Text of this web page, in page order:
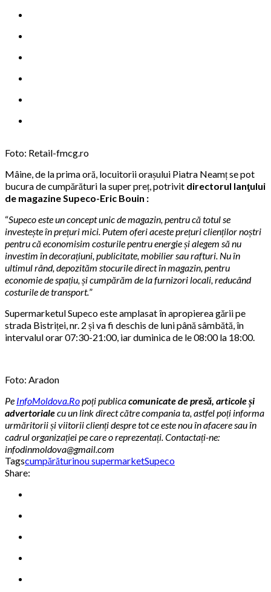
Foto: Retail-fmcg.ro
Mâine, de la prima oră, locuitorii orașului Piatra Neamț se pot
bucura de cumpărături la super preț, potrivit directorul lanţului
de magazine Supeco-Eric Bouin :
“Supeco este un concept unic de magazin, pentru că totul se
investește în prețuri mici. Putem oferi aceste prețuri clienților noștri
pentru că economisim costurile pentru energie și alegem să nu
investim în decorațiuni, publicitate, mobilier sau rafturi. Nu în
ultimul rând, depozităm stocurile direct în magazin, pentru
economie de spațiu, și cumpărăm de la furnizori locali, reducând
costurile de transport.”
Supermarketul Supeco este amplasat în apropierea gării pe
strada Bistriței, nr. 2 și va fi deschis de luni până sâmbătă, în
intervalul orar 07:30-21:00, iar duminica de le 08:00 la 18:00.
Foto: Aradon
Pe InfoMoldova.Ropoți publicacomunicate de presă, articole și
advertorialecu un link direct către compania ta, astfel poți informa
urmăritorii și viitorii clienți despre tot ce este nou în afacere sau în
cadrul organizației pe care o reprezentați. Contactați-ne:
infodinmoldova@gmail.com
Tagscumpărăturinou supermarketSupeco
Share: